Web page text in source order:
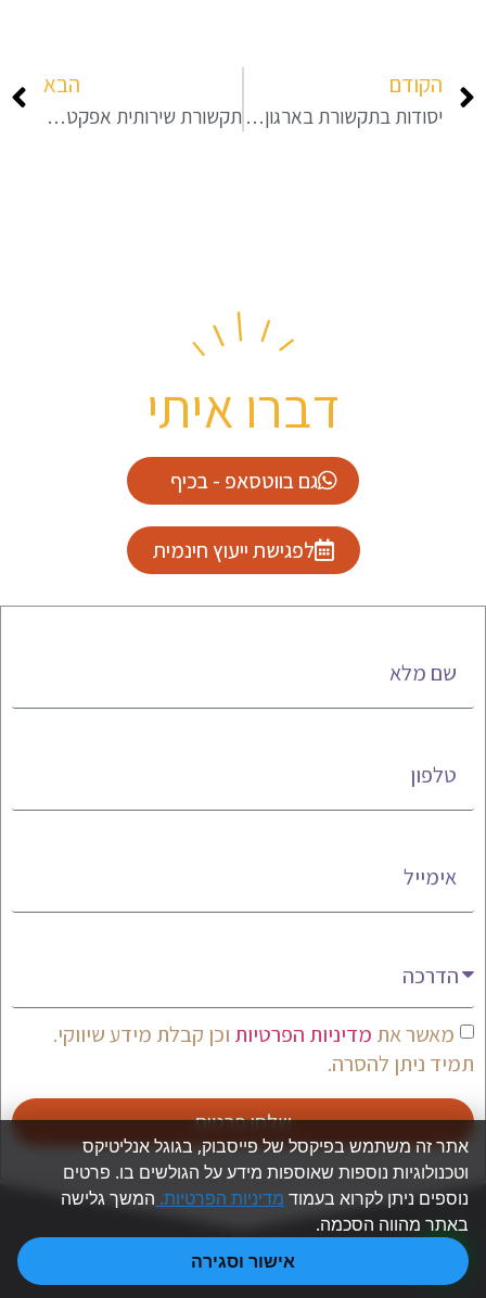
הקודם
יסודות בתקשורת בארגון – כמה טיפים בתקשורת ניהולית לא-מילולית
הבא
תקשורת שירותית אפקטיבית בעל פה ובכתב
דברו איתי
גם בווטסאפ - בכיף
לפגישת ייעוץ חינמית
מאשר את מדיניות הפרטיות וכן קבלת מידע שיווקי.
תמיד ניתן להסרה.
שלחו פרטים
אתר זה משתמש בפיקסל של פייסבוק, בגוגל אנליטיקס
וטכנולוגיות נוספות שאוספות מידע על הגולשים בו. פרטים
נוספים ניתן לקרוא בעמוד מדיניות הפרטיות. המשך גלישה
באתר מהווה הסכמה.
אישור וסגירה